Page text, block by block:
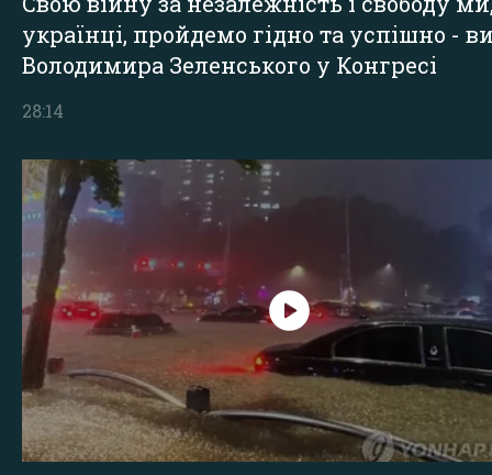
українці, пройдемо гідно та успішно -
Володимира Зеленського у Конгресі
28:14